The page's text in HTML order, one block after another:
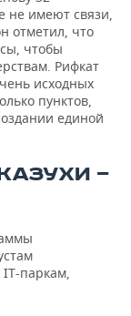
не имеют связи,
отметил, что
чтобы
Рифкат
исходных
пунктов,
единой
—
паркам,